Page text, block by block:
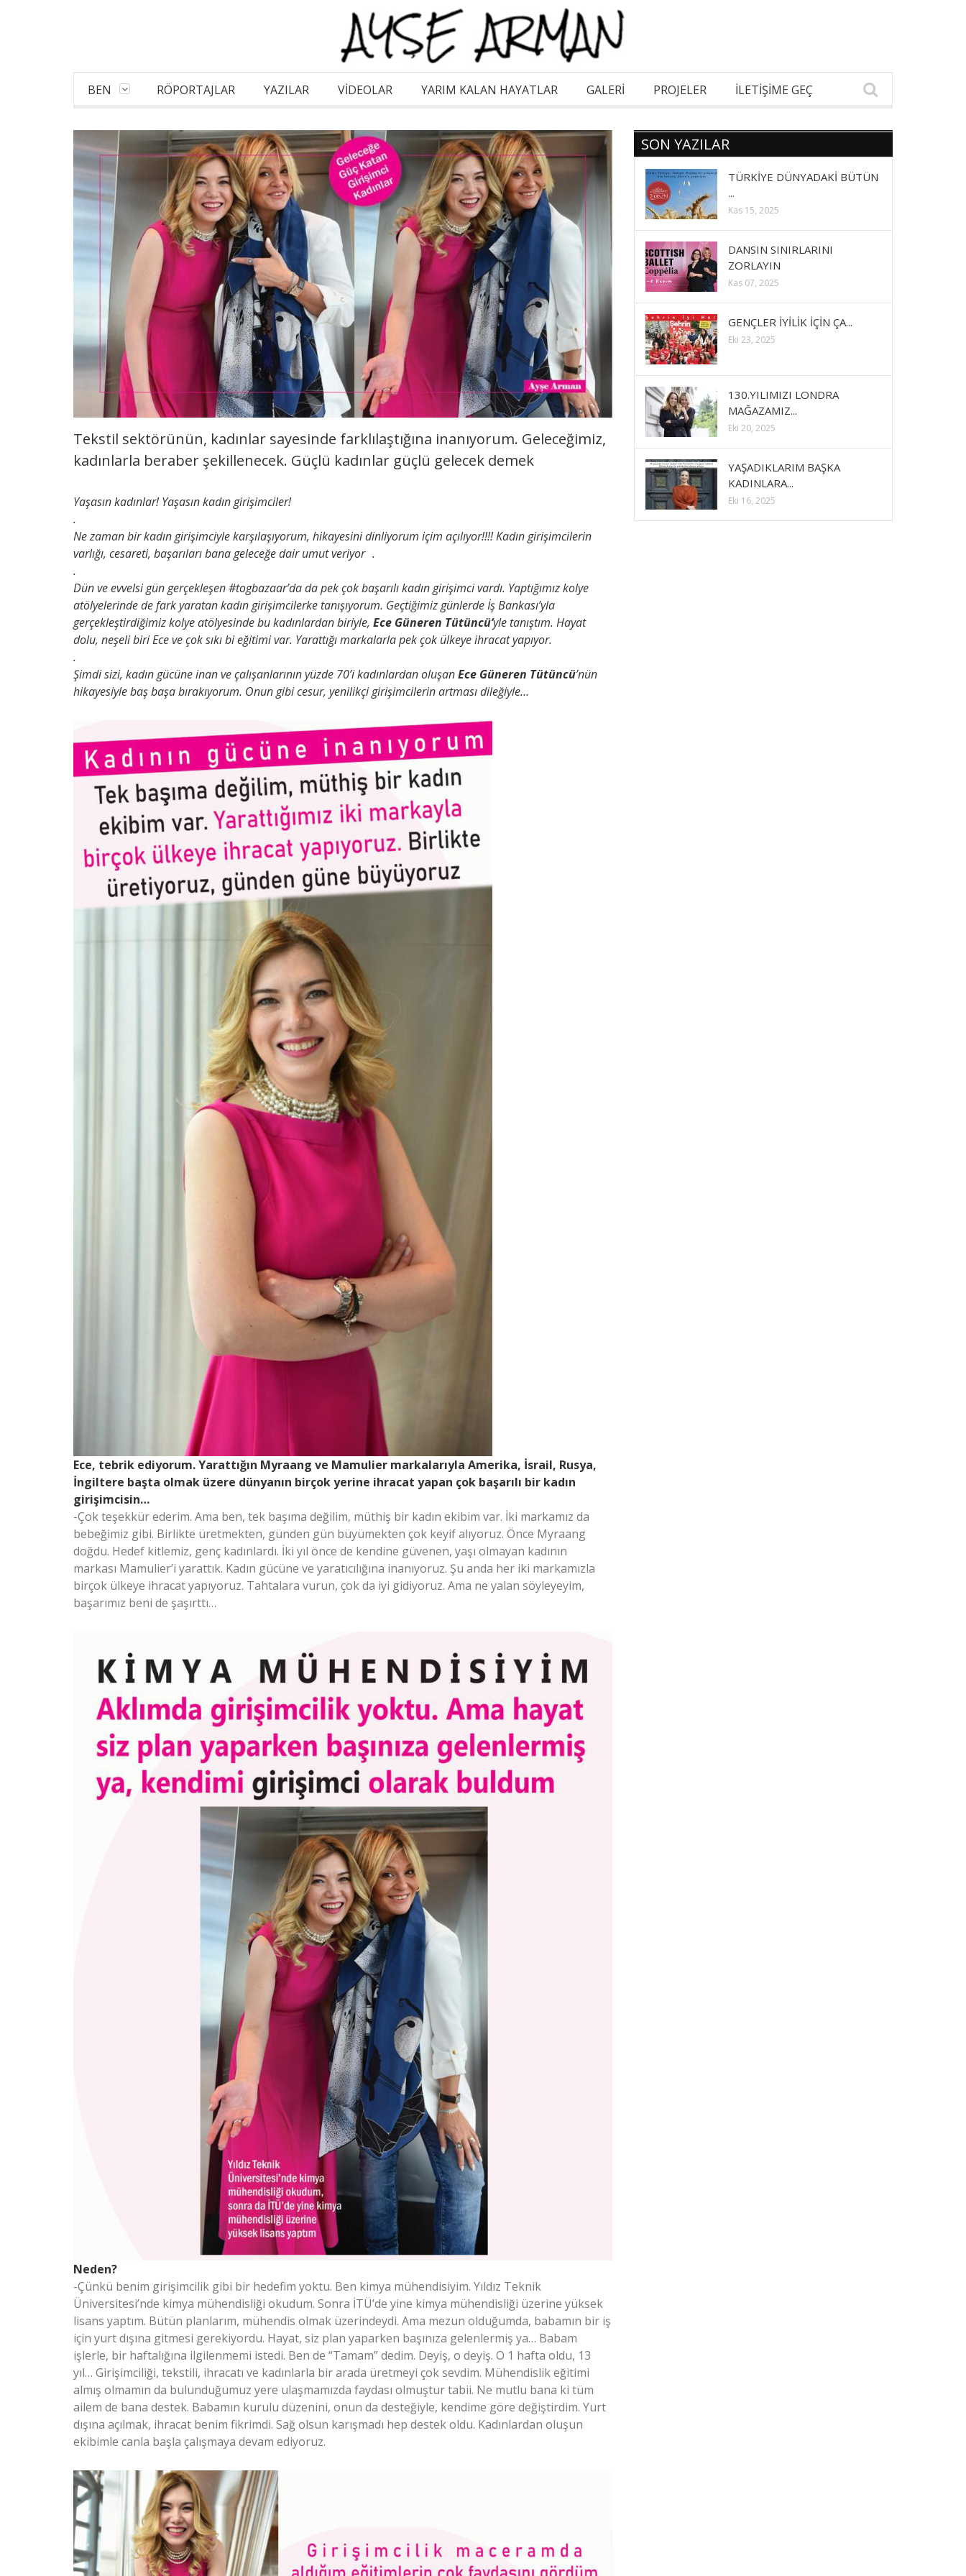
BEN RÖPORTAJLAR YAZILAR VİDEOLAR YARIM KALAN HAYATLAR GALERI PROJELER İLETİŞİME GEÇ
Tekstil sektörünün, kadınlar sayesinde farklılaştığına inanıyorum. Geleceğimiz,
kadınlarla beraber şekillenecek. Güçlü kadınlar güçlü gelecek demek
Yaşasın kadınlar! Yaşasın kadın girişimciler!
.
Ne zaman bir kadın girişimciyle karşılaşıyorum, hikayesini dinliyorum içim açılıyor!!!! Kadın girişimcilerin
varlığı, cesareti, başarıları bana geleceğe dair umut veriyor .
.
Dün ve evvelsi gün gerçekleşen #togbazaar’da da pek çok başarılı kadın girişimci vardı. Yaptığımız kolye
atölyelerinde de fark yaratan kadın girişimcilerke tanışıyorum. Geçtiğimiz günlerde İş Bankası’yla
gerçekleştirdiğimiz kolye atölyesinde bu kadınlardan biriyle, Ece Güneren Tütüncü’yle tanıştım. Hayat
dolu, neşeli biri Ece ve çok sıkı bi eğitimi var. Yarattığı markalarla pek çok ülkeye ihracat yapıyor.
.
Şimdi sizi, kadın gücüne inan ve çalışanlarının yüzde 70’i kadınlardan oluşanEce Güneren Tütüncü’nün
hikayesiyle baş başa bırakıyorum. Onun gibi cesur, yenilikçi girişimcilerin artması dileğiyle…
Ece, tebrik ediyorum. Yarattığın Myraang ve Mamulier markalarıyla Amerika, İsrail, Rusya,
İngiltere başta olmak üzere dünyanın birçok yerine ihracat yapan çok başarılı bir kadın
girişimcisin…
-Çok teşekkür ederim. Ama ben, tek başıma değilim, müthiş bir kadın ekibim var. İki markamız da
bebeğimiz gibi. Birlikte üretmekten, günden gün büyümekten çok keyif alıyoruz. Önce Myraang
doğdu. Hedef kitlemiz, genç kadınlardı. İki yıl önce de kendine güvenen, yaşı olmayan kadının
markası Mamulier’i yarattık. Kadın gücüne ve yaratıcılığına inanıyoruz. Şu anda her iki markamızla
birçok ülkeye ihracat yapıyoruz. Tahtalara vurun, çok da iyi gidiyoruz. Ama ne yalan söyleyeyim,
başarımız beni de şaşırttı…
Neden?
-Çünkü benim girişimcilik gibi bir hedefim yoktu. Ben kimya mühendisiyim. Yıldız Teknik
Üniversitesi’nde kimya mühendisliği okudum. Sonra İTÜ’de yine kimya mühendisliği üzerine yüksek
lisans yaptım. Bütün planlarım, mühendis olmak üzerindeydi. Ama mezun olduğumda, babamın bir iş
için yurt dışına gitmesi gerekiyordu. Hayat, siz plan yaparken başınıza gelenlermiş ya… Babam
işlerle, bir haftalığına ilgilenmemi istedi. Ben de “Tamam” dedim. Deyiş, o deyiş. O 1 hafta oldu, 13
yıl… Girişimciliği, tekstili, ihracatı ve kadınlarla bir arada üretmeyi çok sevdim. Mühendislik eğitimi
almış olmamın da bulunduğumuz yere ulaşmamızda faydası olmuştur tabii. Ne mutlu bana ki tüm
ailem de bana destek. Babamın kurulu düzenini, onun da desteğiyle, kendime göre değiştirdim. Yurt
dışına açılmak, ihracat benim fikrimdi. Sağ olsun karışmadı hep destek oldu. Kadınlardan oluşun
ekibimle canla başla çalışmaya devam ediyoruz.
SON YAZILAR
TÜRKİYE DÜNYADAKİ BÜTÜN
...
Kas 15, 2025
DANSIN SINIRLARINI
ZORLAYIN
Kas 07, 2025
GENÇLER İYİLİK İÇİN ÇA...
Eki 23, 2025
130.YILIMIZI LONDRA
MAĞAZAMIZ...
Eki 20, 2025
YAŞADIKLARIM BAŞKA
KADINLARA...
Eki 16, 2025